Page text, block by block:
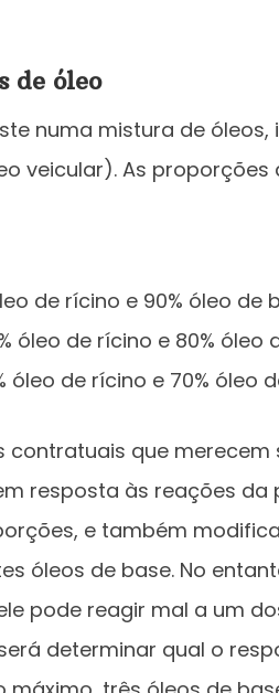
de óleo
numa mistura de óleos,
veicular). As
de rícino e 90% óleo de
óleo de rícino e 80% óleo
óleo de rícino e 70% óleo
contratuais que
resposta às reações
e também
óleos de base. No
pode reagir mal a um
determinar qual o